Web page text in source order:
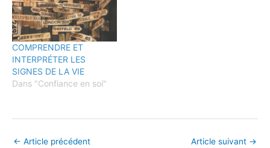
COMPRENDRE ET
INTERPRÉTER LES
SIGNES DE LA VIE
Dans "Confiance en soi"
← Article précédent Article suivant →